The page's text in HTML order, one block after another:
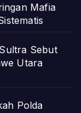
Mafia
Sebut
Utara
Polda